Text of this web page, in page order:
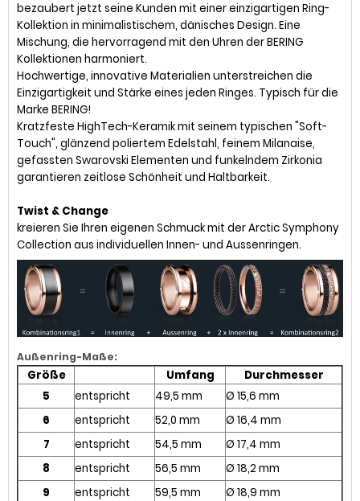
bezaubert jetzt seine Kunden mit einer einzigartigen Ring-
Kollektion in minimalistischem, dänisches Design. Eine
Mischung, die hervorragend mit den Uhren der BERING
Kollektionen harmoniert.
Hochwertige, innovative Materialien unterstreichen die
Einzigartigkeit und Stärke eines jeden Ringes. Typisch für die
Marke BERING!
Kratzfeste HighTech-Keramik mit seinem typischen "Soft-
Touch", glänzend poliertem Edelstahl, feinem Milanaise,
gefassten Swarovski Elementen und funkelndem Zirkonia
garantieren zeitlose Schönheit und Haltbarkeit.
Twist & Change
kreieren Sie Ihren eigenen Schmuck mit der Arctic Symphony
Collection aus individuellen Innen- und Aussenringen.
Außenring-Maße:
Größe Umfang
Durchmesser
5
entspricht 49,5 mm
Ø 15,6 mm
6
entspricht 52,0 mm
Ø 16,4 mm
7
entspricht 54,5 mm
Ø 17,4 mm
8
entspricht 56,5 mm
Ø 18,2 mm
9
entspricht 59,5 mm
Ø 18,9 mm